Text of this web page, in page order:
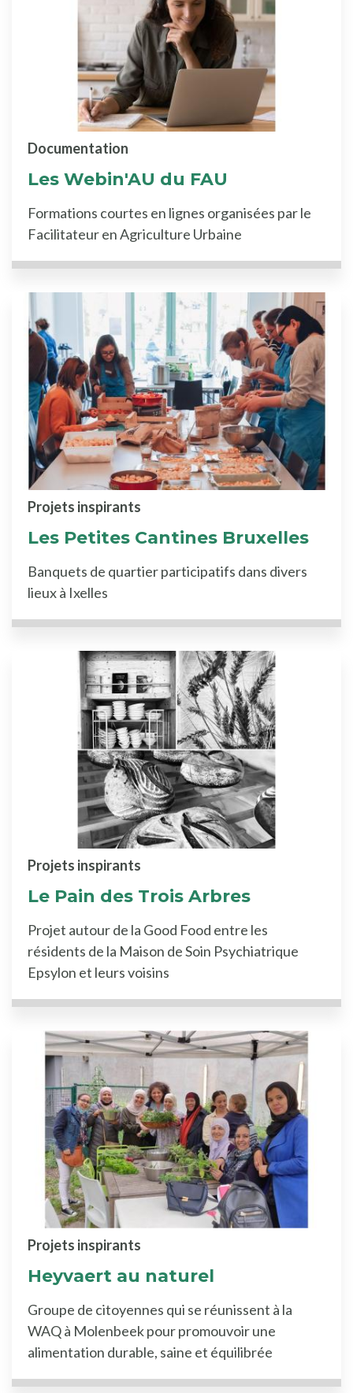
Les Webin'AU du FAU
Documentation
Formations courtes en lignes organisées par le
Facilitateur en Agriculture Urbaine
Les Petites Cantines Bruxelles
Projets inspirants
Banquets de quartier participatifs dans divers
lieux à Ixelles
Le Pain des Trois Arbres
Projets inspirants
Projet autour de la Good Food entre les
résidents de la Maison de Soin Psychiatrique
Epsylon et leurs voisins
Heyvaert au naturel
Projets inspirants
Groupe de citoyennes qui se réunissent à la
WAQ à Molenbeek pour promouvoir une
alimentation durable, saine et équilibrée